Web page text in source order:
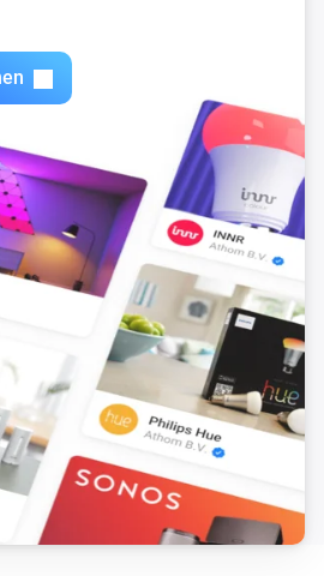
Status
Status
Status i
Status